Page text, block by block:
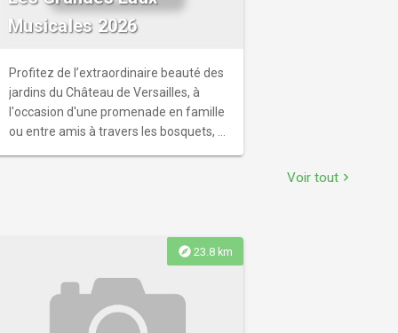
Musicales 2026
Profitez de l’extraordinaire beauté des
jardins du Château de Versailles, à
l'occasion d'une promenade en famille
ou entre amis à travers les bosquets, à
Voir tout chevron_right
explore 23.8 km